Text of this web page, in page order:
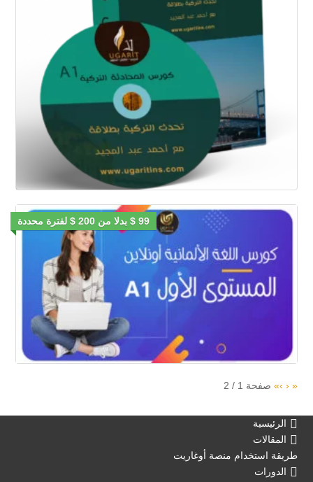
99 $ بدلا من 200 $ لفترة محددة
«
‹
›
» صفحة 1
/
2
الرئيسية
المقالات
طريقة استخدام منصة أوغاريت
الدورات